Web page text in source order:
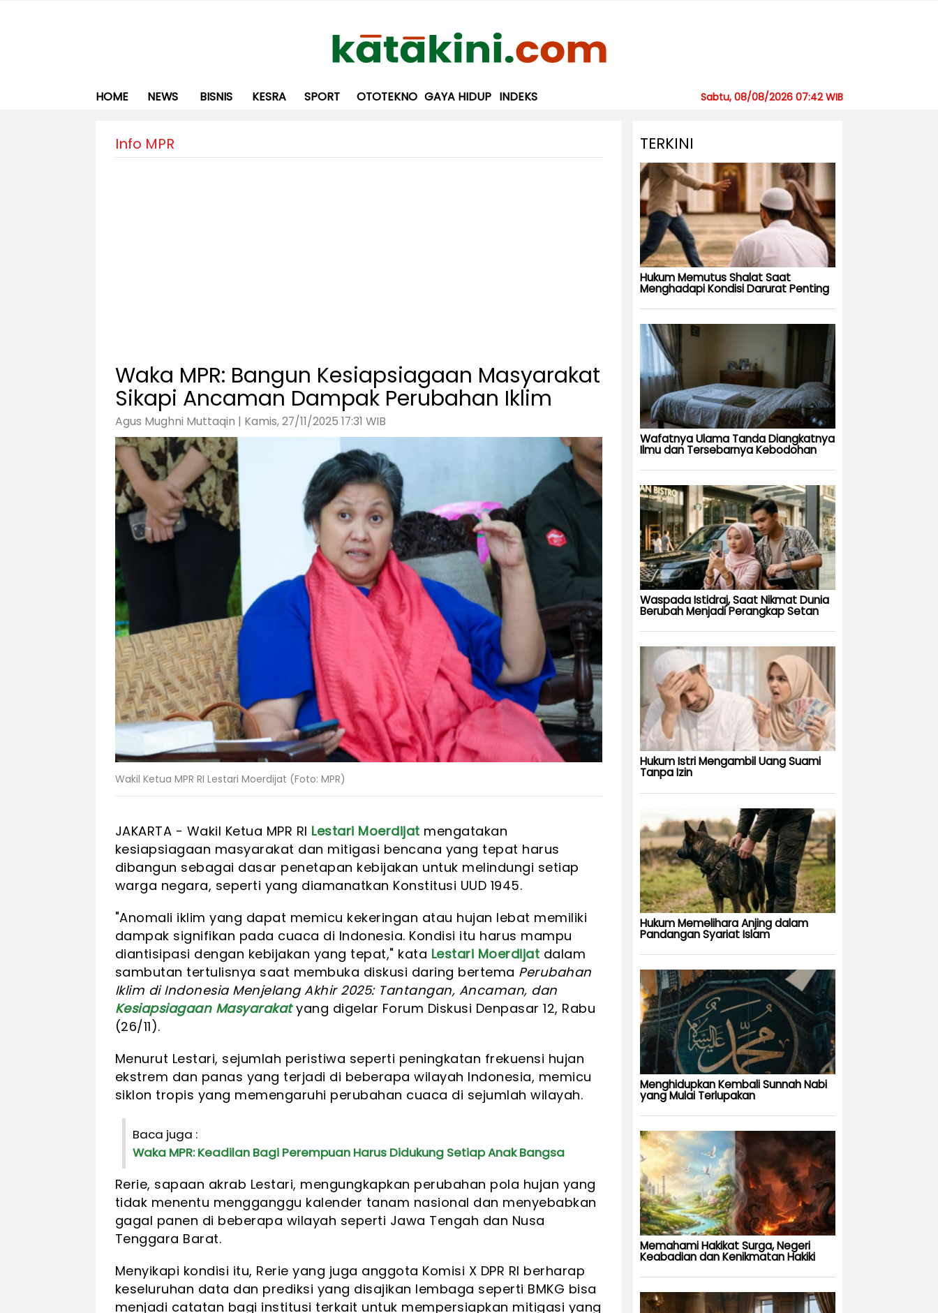
HOME NEWS BISNIS KESRA SPORT OTOTEKNO GAYA HIDUP INDEKS Sabtu, 08/08/2026 07:42 WIB
Info MPR
Waka MPR: Bangun Kesiapsiagaan Masyarakat
Sikapi Ancaman Dampak Perubahan Iklim
Agus Mughni Muttaqin | Kamis, 27/11/2025 17:31 WIB
Wakil Ketua MPR RI Lestari Moerdijat (Foto: MPR)
JAKARTA - Wakil Ketua MPR RI Lestari Moerdijat mengatakan
kesiapsiagaan masyarakat dan mitigasi bencana yang tepat harus
dibangun sebagai dasar penetapan kebijakan untuk melindungi setiap
warga negara, seperti yang diamanatkan Konstitusi UUD 1945.
"Anomali iklim yang dapat memicu kekeringan atau hujan lebat memiliki
dampak signifikan pada cuaca di Indonesia. Kondisi itu harus mampu
diantisipasi dengan kebijakan yang tepat," kata Lestari Moerdijat dalam
sambutan tertulisnya saat membuka diskusi daring bertema Perubahan
Iklim di Indonesia Menjelang Akhir 2025: Tantangan, Ancaman, dan
Kesiapsiagaan Masyarakatyang digelar Forum Diskusi Denpasar 12, Rabu
(26/11).
Menurut Lestari, sejumlah peristiwa seperti peningkatan frekuensi hujan
ekstrem dan panas yang terjadi di beberapa wilayah Indonesia, memicu
siklon tropis yang memengaruhi perubahan cuaca di sejumlah wilayah.
Baca juga :
Waka MPR: Keadilan Bagi Perempuan Harus Didukung Setiap Anak Bangsa
Rerie, sapaan akrab Lestari, mengungkapkan perubahan pola hujan yang
tidak menentu mengganggu kalender tanam nasional dan menyebabkan
gagal panen di beberapa wilayah seperti Jawa Tengah dan Nusa
Tenggara Barat.
Menyikapi kondisi itu, Rerie yang juga anggota Komisi X DPR RI berharap
keseluruhan data dan prediksi yang disajikan lembaga seperti BMKG bisa
menjadi catatan bagi institusi terkait untuk mempersiapkan mitigasi yang
TERKINI
Hukum Memutus Shalat Saat
Menghadapi Kondisi Darurat Penting
Wafatnya Ulama Tanda Diangkatnya
Ilmu dan Tersebarnya Kebodohan
Waspada Istidraj, Saat Nikmat Dunia
Berubah Menjadi Perangkap Setan
Hukum Istri Mengambil Uang Suami
Tanpa Izin
Hukum Memelihara Anjing dalam
Pandangan Syariat Islam
Menghidupkan Kembali Sunnah Nabi
yang Mulai Terlupakan
Memahami Hakikat Surga, Negeri
Keabadian dan Kenikmatan Hakiki